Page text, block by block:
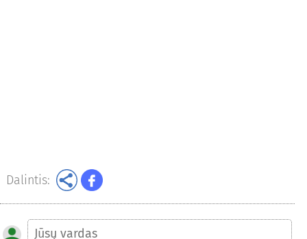
Dalintis: